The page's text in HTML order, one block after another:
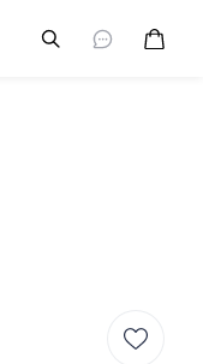
Burger Menu购物